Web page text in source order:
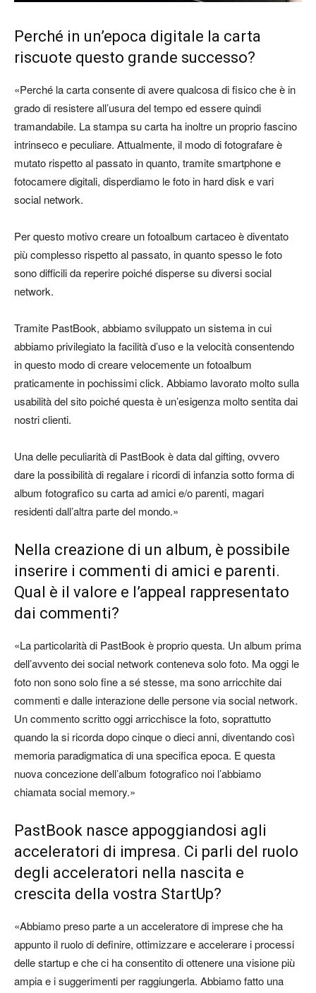
Perché in un’epoca digitale la carta
riscuote questo grande successo?
«Perché la carta consente di avere qualcosa di fisico che è in
grado di resistere all’usura del tempo ed essere quindi
tramandabile. La stampa su carta ha inoltre un proprio fascino
intrinseco e peculiare. Attualmente, il modo di fotografare è
mutato rispetto al passato in quanto, tramite smartphone e
fotocamere digitali, disperdiamo le foto in hard disk e vari
social network.
Per questo motivo creare un fotoalbum cartaceo è diventato
più complesso rispetto al passato, in quanto spesso le foto
sono difficili da reperire poiché disperse su diversi social
network.
Tramite PastBook, abbiamo sviluppato un sistema in cui
abbiamo privilegiato la facilità d’uso e la velocità consentendo
in questo modo di creare velocemente un fotoalbum
praticamente in pochissimi click. Abbiamo lavorato molto sulla
usabilità del sito poiché questa è un’esigenza molto sentita dai
nostri clienti.
Una delle peculiarità di PastBook è data dal gifting, ovvero
dare la possibilità di regalare i ricordi di infanzia sotto forma di
album fotografico su carta ad amici e/o parenti, magari
residenti dall’altra parte del mondo.»
Nella creazione di un album, è possibile
inserire i commenti di amici e parenti.
Qual è il valore e l’appeal rappresentato
dai commenti?
«La particolarità di PastBook è proprio questa. Un album prima
dell’avvento dei social network conteneva solo foto. Ma oggi le
foto non sono solo fine a sé stesse, ma sono arricchite dai
commenti e dalle interazione delle persone via social network.
Un commento scritto oggi arricchisce la foto, soprattutto
quando la si ricorda dopo cinque o dieci anni, diventando così
memoria paradigmatica di una specifica epoca. E questa
nuova concezione dell’album fotografico noi l’abbiamo
chiamata social memory.»
PastBook nasce appoggiandosi agli
acceleratori di impresa. Ci parli del ruolo
degli acceleratori nella nascita e
crescita della vostra StartUp?
«Abbiamo preso parte a un acceleratore di imprese che ha
appunto il ruolo di definire, ottimizzare e accelerare i processi
delle startup e che ci ha consentito di ottenere una visione più
ampia e i suggerimenti per raggiungerla. Abbiamo fatto una